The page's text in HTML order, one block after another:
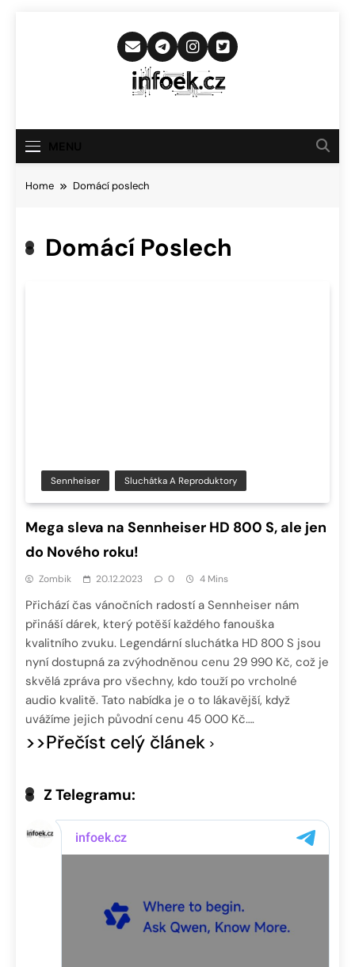
Infoek.cz
Novinkám
Home Domácí poslech
Domácí Poslech
Sennheiser Sluchátka A Reproduktory
Mega sleva na Sennheiser HD 800 S, ale jen
do Nového roku!
Zombik 20.12.2023 0 4 Mins
Přichází čas vánočních radostí a Sennheiser nám
přináší dárek, který potěší každého fanouška
kvalitního zvuku. Legendární sluchátka HD 800 S jsou
nyní dostupná za zvýhodněnou cenu 29 990 Kč, což je
skvělá zpráva pro všechny, kdo touží po vrcholné
audio kvalitě. Tato nabídka je o to lákavější, když
uvážíme jejich původní cenu 45 000 Kč….
>>Přečíst celý článek
Z Telegramu: